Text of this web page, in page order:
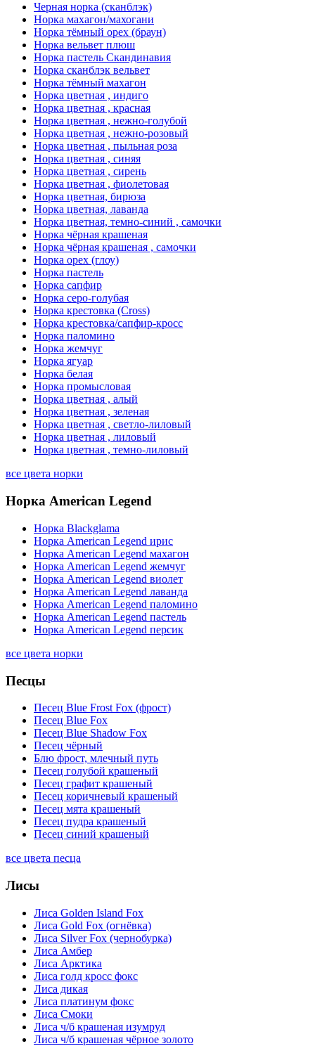
Черная норка (сканблэк)
Норка махагон/махогани
Норка тёмный орех (браун)
Норка вельвет плюш
Норка пастель Скандинавия
Норка сканблэк вельвет
Норка тёмный махагон
Норка цветная , индиго
Норка цветная , красная
Норка цветная , нежно-голубой
Норка цветная , нежно-розовый
Норка цветная , пыльная роза
Норка цветная , синяя
Норка цветная , сирень
Норка цветная , фиолетовая
Норка цветная, бирюза
Норка цветная, лаванда
Норка цветная, темно-синий , самочки
Норка чёрная крашеная
Норка чёрная крашеная , самочки
Норка орех (глоу)
Норка пастель
Норка сапфир
Норка серо-голубая
Норка крестовка (Cross)
Норка крестовка/сапфир-кросс
Норка паломино
Норка жемчуг
Норка ягуар
Норка белая
Норка промысловая
Норка цветная , алый
Норка цветная , зеленая
Норка цветная , светло-лиловый
Норка цветная , лиловый
Норка цветная , темно-лиловый
все цвета норки
Норка American Legend
Норка Blackglama
Норка American Legend ирис
Норка American Legend махагон
Норка American Legend жемчуг
Норка American Legend виолет
Норка American Legend лаванда
Норка American Legend паломино
Норка American Legend пастель
Норка American Legend персик
все цвета норки
Песцы
Песец Blue Frost Fox (фрост)
Песец Blue Fox
Песец Blue Shadow Fox
Песец чёрный
Блю фрост, млечный путь
Песец голубой крашеный
Песец графит крашеный
Песец коричневый крашеный
Песец мята крашеный
Песец пудра крашеный
Песец синий крашеный
все цвета песца
Лисы
Лиса Golden Island Fox
Лиса Gold Fox (огнёвка)
Лиса Silver Fox (чернобурка)
Лиса Амбер
Лиса Арктика
Лиса голд кросс фокс
Лиса дикая
Лиса платинум фокс
Лиса Смоки
Лиса ч/б крашеная изумруд
Лиса ч/б крашеная чёрное золото